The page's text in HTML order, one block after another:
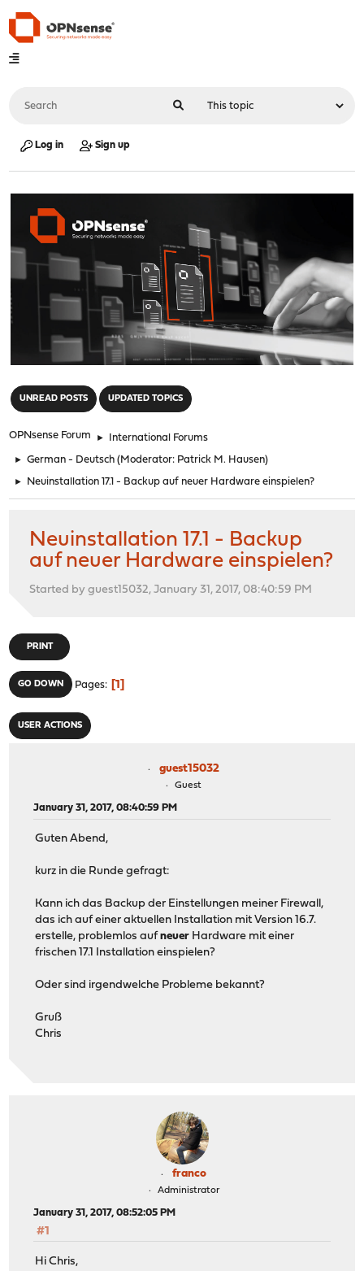
Log in Sign up
UNREAD POSTS UPDATED TOPICS
OPNsense Forum ► International Forums
► German - Deutsch (Moderator: Patrick M. Hausen)
► Neuinstallation 17.1 - Backup auf neuer Hardware einspielen?
Neuinstallation 17.1 - Backup
auf neuer Hardware einspielen?
Started by guest15032, January 31, 2017, 08:40:59 PM
PRINT
GO DOWN Pages 1
USER ACTIONS
guest15032
Guest
January 31, 2017, 08:40:59 PM
Guten Abend,
kurz in die Runde gefragt:
Kann ich das Backup der Einstellungen meiner Firewall,
das ich auf einer aktuellen Installation mit Version 16.7.
erstelle, problemlos aufneuer Hardware mit einer
frischen 17.1 Installation einspielen?
Oder sind irgendwelche Probleme bekannt?
Gruß
Chris
franco
Administrator
January 31, 2017, 08:52:05 PM
#1
Hi Chris,